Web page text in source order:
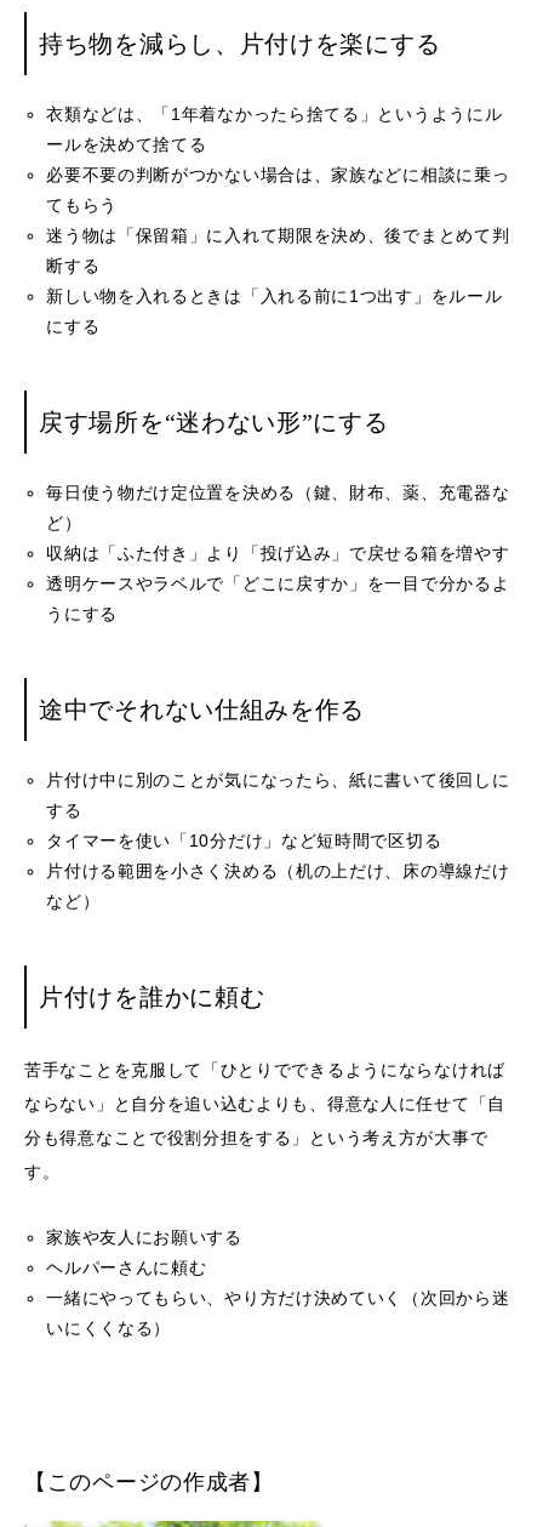
持ち物を減らし、片付けを楽にする
衣類などは、「1年着なかったら捨てる」というようにル
ールを決めて捨てる
必要不要の判断がつかない場合は、家族などに相談に乗っ
てもらう
迷う物は「保留箱」に入れて期限を決め、後でまとめて判
断する
新しい物を入れるときは「入れる前に1つ出す」をルール
にする
戻す場所を“迷わない形”にする
毎日使う物だけ定位置を決める（鍵、財布、薬、充電器な
ど）
収納は「ふた付き」より「投げ込み」で戻せる箱を増やす
透明ケースやラベルで「どこに戻すか」を一目で分かるよ
うにする
途中でそれない仕組みを作る
片付け中に別のことが気になったら、紙に書いて後回しに
する
タイマーを使い「10分だけ」など短時間で区切る
片付ける範囲を小さく決める（机の上だけ、床の導線だけ
など）
片付けを誰かに頼む
苦手なことを克服して「ひとりでできるようにならなければ
ならない」と自分を追い込むよりも、得意な人に任せて「自
分も得意なことで役割分担をする」という考え方が大事で
す。
家族や友人にお願いする
ヘルパーさんに頼む
一緒にやってもらい、やり方だけ決めていく（次回から迷
いにくくなる）
【このページの作成者】